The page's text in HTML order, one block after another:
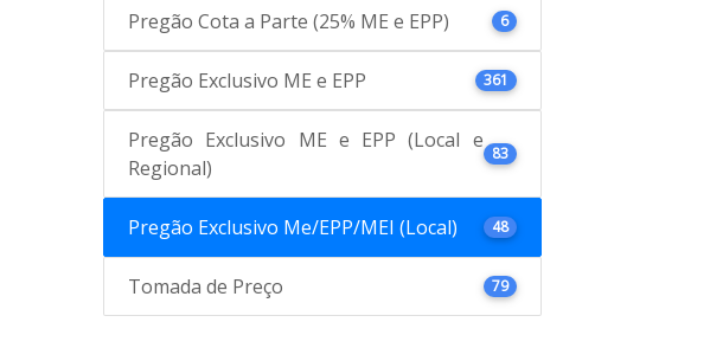
Pregão Cota a Parte (25% ME e EPP) 6
Pregão Exclusivo ME e EPP 361
Pregão Exclusivo ME e EPP (Local e
Regional)
83
Pregão Exclusivo Me/EPP/MEI (Local) 48
Tomada de Preço 79